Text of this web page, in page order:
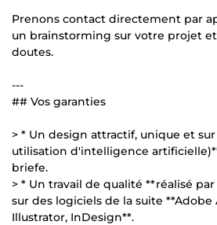
Prenons contact directement par
un brainstorming sur votre projet
doutes.
---
## Vos garanties
> * Un design attractif, unique et
utilisation d'intelligence
briefe.
> * Un travail de qualité **réalisé
sur des logiciels de la suite **Adobe
Illustrator, InDesign**.